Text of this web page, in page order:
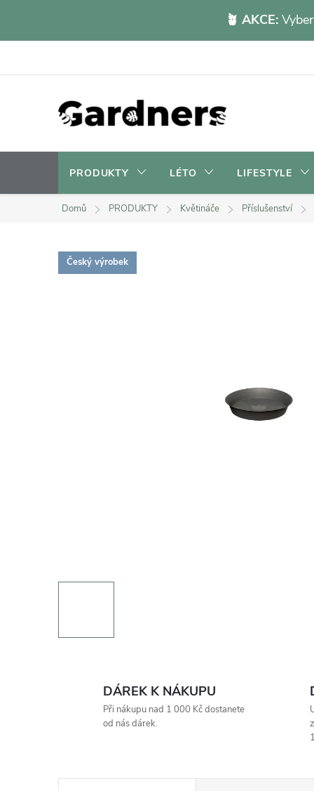
🪴 AKCE:
PRODUKTY LÉTO LIFESTYLE
Domů PRODUKTY Květináče Příslušenství
Český výrobek
DÁREK K NÁKUPU
Při nákupu nad 1 000 Kč dostanete
od nás dárek.